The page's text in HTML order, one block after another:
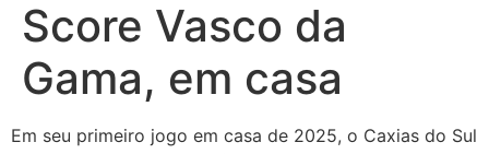
Score Vasco da
Gama, em casa
Em seu primeiro jogo em casa de 2025, o Caxias do Sul